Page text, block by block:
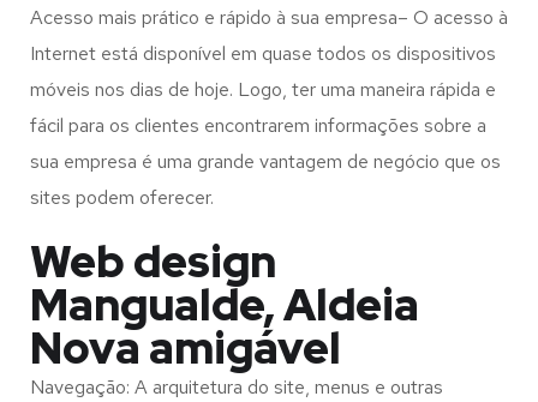
Acesso mais prático e rápido à sua empresa– O acesso à
Internet está disponível em quase todos os dispositivos
móveis nos dias de hoje. Logo, ter uma maneira rápida e
fácil para os clientes encontrarem informações sobre a
sua empresa é uma grande vantagem de negócio que os
sites podem oferecer.
Web design
Mangualde, Aldeia
Nova amigável
Navegação: A arquitetura do site, menus e outras